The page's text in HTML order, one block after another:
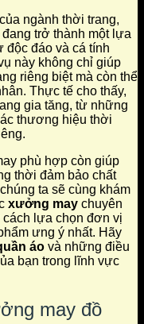
ngành thời trang,
đang trở thành một lựa
độc đáo và cá tính
này không chỉ giúp
riêng biệt mà còn thể
Thực tế cho thấy,
gia tăng, từ những
thương hiệu thời
phù hợp còn giúp
thời đảm bảo chất
ta sẽ cùng khám
xưởng may chuyên
cách lựa chọn đơn vị
ưng ý nhất. Hãy
áo và những điều
bạn trong lĩnh vực
may đồ